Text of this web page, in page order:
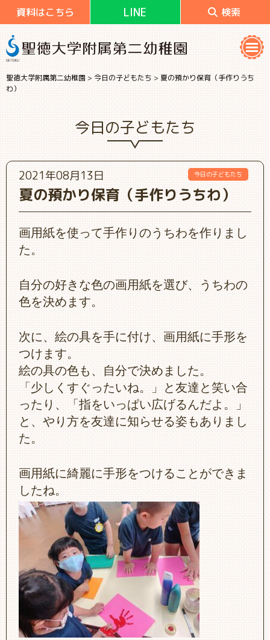
資料はこちら LINE 検索
聖徳大学附属第二幼稚園>今日の子どもたち>夏の預かり保育（手作りうち
わ）
今日の子どもたち
2021年08月13日
夏の預かり保育（手作りうちわ）
今日の子どもたち
画用紙を使って手作りのうちわを作りまし
た。
自分の好きな色の画用紙を選び、うちわの
色を決めます。
次に、絵の具を手に付け、画用紙に手形を
つけます。
絵の具の色も、自分で決めました。
「少しくすぐったいね。」と友達と笑い合
ったり、「指をいっぱい広げるんだよ。」
と、やり方を友達に知らせる姿もありまし
た。
画用紙に綺麗に手形をつけることができま
したね。